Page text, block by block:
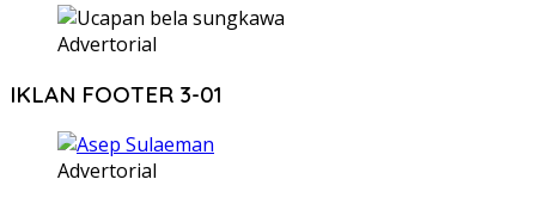
Advertorial
IKLAN FOOTER 3-01
Advertorial